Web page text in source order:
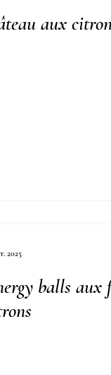
aux
balls aux
2025